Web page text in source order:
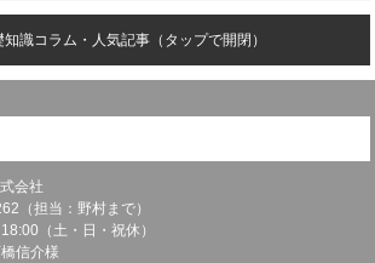
識コラム・人気記事（タップで開閉）
会社
（担当：野村まで）
（土・日・祝休）
信介様